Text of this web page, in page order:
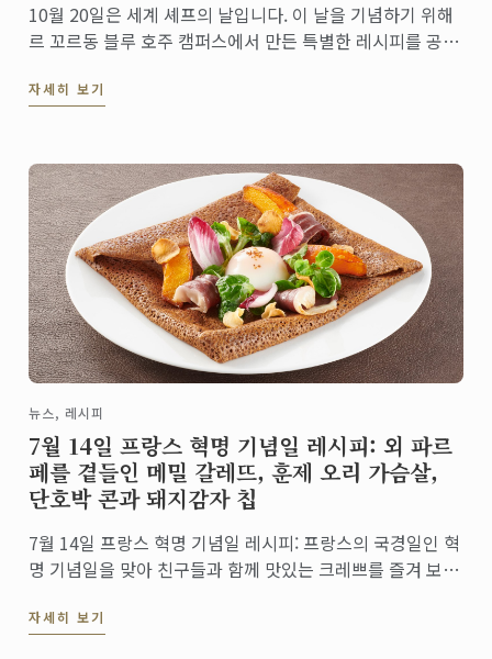
10월 20일은 세계 셰프의 날입니다. 이 날을 기념하기 위해
르 꼬르동 블루 호주 캠퍼스에서 만든 특별한 레시피를 공개
재발견함으로써 우리가 무궁무진한 요리의 세계에서 영양이
자세히 보기
뉴스, 레시피
7월 14일 프랑스 혁명 기념일 레시피: 외 파르
페를 곁들인 메밀 갈레뜨, 훈제 오리 가슴살,
단호박 콘과 돼지감자 칩
7월 14일 프랑스 혁명 기념일 레시피: 프랑스의 국경일인 혁
명 기념일을 맞아 친구들과 함께 맛있는 크레쁘를 즐겨 보세
자세히 보기